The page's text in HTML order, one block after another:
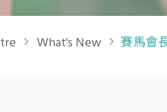
What's New 賽馬會